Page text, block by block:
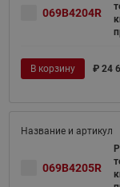
069B4204R
В корзину ₽ 24
069B4205R